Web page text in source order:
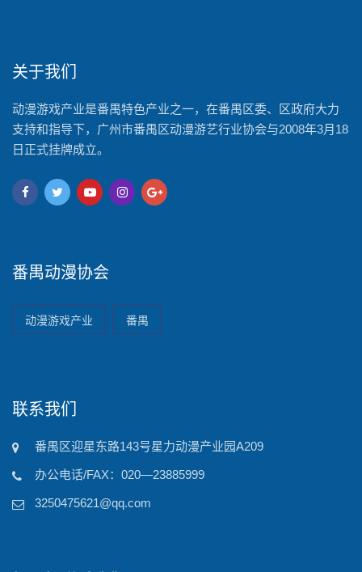
关于我们
动漫游戏产业是番禺特色产业之一，在番禺区委、区政府大力
支持和指导下，广州市番禺区动漫游艺行业协会与2008年3月18
日正式挂牌成立。
番禺动漫协会
动漫游戏产业 番禺
联系我们
番禺区迎星东路143号星力动漫产业园A209
办公电话/FAX：020—23885999
3250475621@qq.com